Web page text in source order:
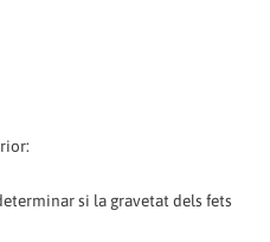
si la gravetat dels fets